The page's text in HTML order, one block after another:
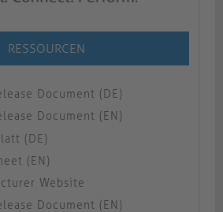
RESSOURCEN
Document (DE)
Document (EN)
(DE)
(EN)
Website
Document (EN)